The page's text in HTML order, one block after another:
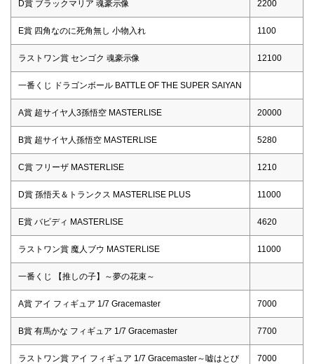
D賞 ブラックマリア 魂豪示像 2200
E賞 四角なのに死角無し 小物入れ 1100
ラストワン賞 センゴク 魂豪示像 12100
一番くじ ドラゴンボール BATTLE OF THE SUPER SAIYAN
A賞 超サイヤ人3孫悟空 MASTERLISE 20000
B賞 超サイヤ人孫悟空 MASTERLISE 5280
C賞 フリーザ MASTERLISE 1210
D賞 孫悟天＆トランクス MASTERLISE PLUS 11000
E賞 バビディ MASTERLISE 4620
ラストワン賞 魔人ブウ MASTERLISE 11000
一番くじ 【推しの子】～夢の花束～
A賞 アイ フィギュア 1/7 Gracemaster 7000
B賞 有馬かな フィギュア 1/7 Gracemaster 7700
ラストワン賞 アイ フィギュア 1/7 Gracemaster～嘘はとび
7000